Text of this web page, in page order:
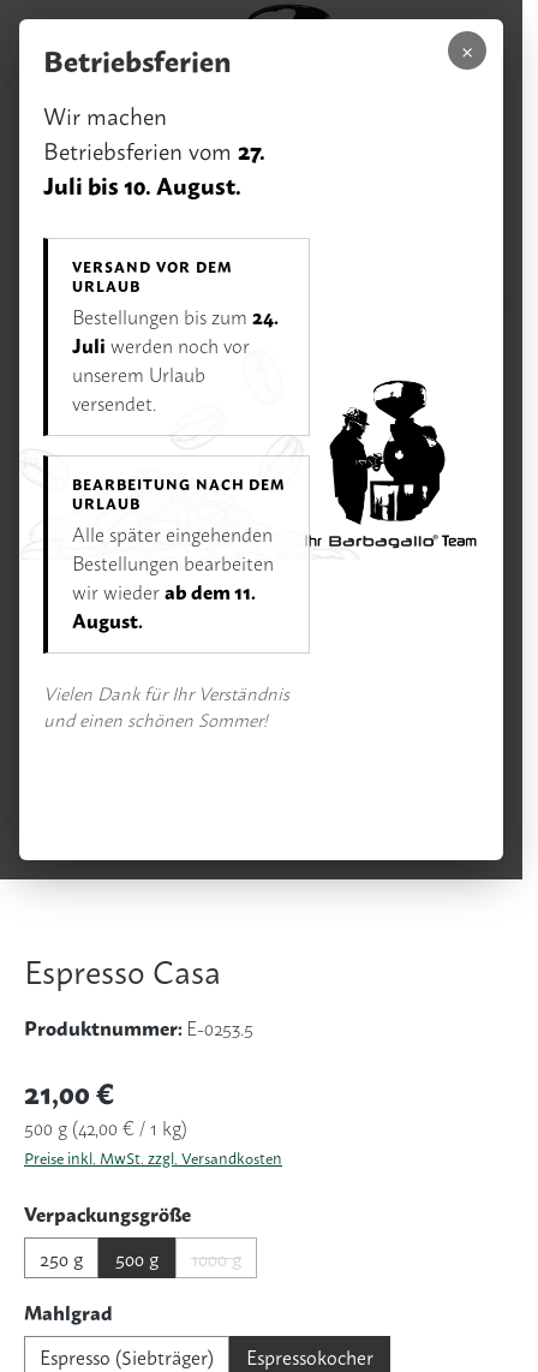
Zum Hauptinhalt springen
Menü
Unsere Vorteile
Rufen Sie uns an:
Öffnungszeiten
Di–Fr 11–18 Uhr | Sa 10–16 Uhr | Mo Ruhetag
Espresso
Espresso Casa
Produktnummer: E-0253.5
Regulärer Preis:
21,00 €
500 g (42,00 € / 1 kg)
Preise inkl. MwSt. zzgl. Versandkosten
Verpackungsgrößeauswählen
250 g
500 g 1000 g(Diese Option ist zurzeit nicht verfügbar.)
Mahlgrad
Espresso (Siebträger)
Espressokocher
×
Betriebsferien
Wir machen
Betriebsferien vom27.
Juli bis 10. August.
VERSAND VOR DEM
URLAUB
Bestellungen bis zum24.
Juli werden noch vor
unserem Urlaub
versendet.
BEARBEITUNG NACH DEM
URLAUB
Alle später eingehenden
Bestellungen bearbeiten
wir wiederab dem 11.
August.
Vielen Dank für Ihr Verständnis
und einen schönen Sommer!